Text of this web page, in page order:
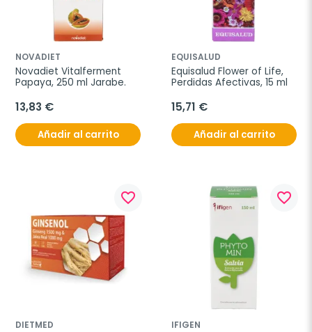
NOVADIET
Novadiet Vitalferment
Papaya, 250 ml Jarabe.
13,83 €
Añadir al carrito
EQUISALUD
Equisalud Flower of Life,
Perdidas Afectivas, 15 ml
15,71 €
Añadir al carrito
favorite_border
DIETMED
favorite_border
IFIGEN